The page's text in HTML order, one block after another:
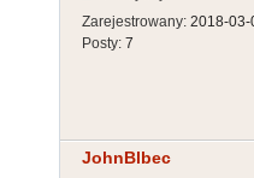
Zarejestrowany: 2018-03-
Posty: 7
JohnBlbec